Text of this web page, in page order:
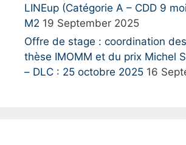
LINEup (Catégorie A – CDD 9
M2 19 September 2025
Offre de stage : coordination
thèse IMOMM et du prix Michel
– DLC : 25 octobre 2025 16